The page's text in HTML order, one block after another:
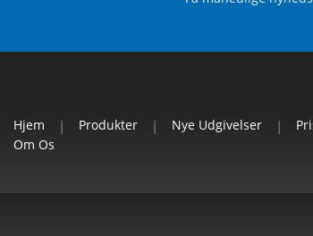
Hjem | Produkter | Nye Udgivelser |
Om Os